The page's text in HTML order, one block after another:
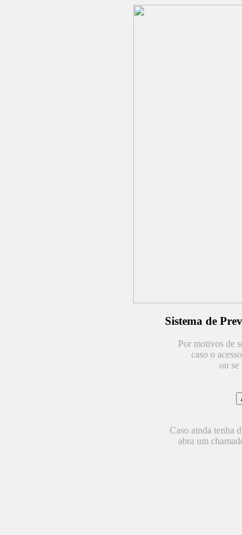
Sistema de
Por motivos de
caso o
ou
Caso ainda tenha
abra um